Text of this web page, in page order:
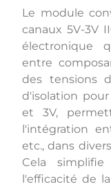
Le module
canaux 5V-3V
électronique
entre
des tensions
d'isolation
et 3V,
l'intégration
etc., dans
Cela
l'efficacité de